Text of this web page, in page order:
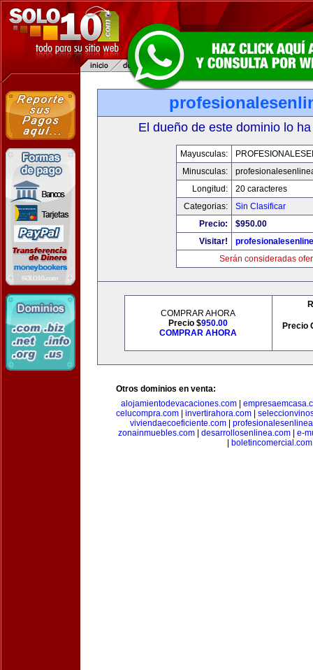
El dueño de este dominio lo
Mayusculas:
Minusculas:
Longitud:
20 caracteres
Categorias:
Sin Clasificar
Precio:
$950.00
Visitar!
Serán consideradas
COMPRAR AHORA
Precio $950.00
COMPRAR AHORA
Precio
Otros dominios en venta:
alojamientodevacaciones.com
celucompra.com
invertirahora.com
viviendaecoeficiente.com|
zonainmuebles.com| desarrollosenlinea.com| e-
boletincomercial.com